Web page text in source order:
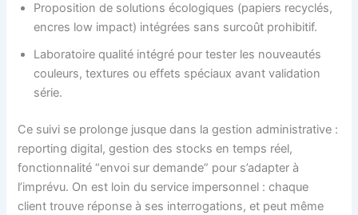
Proposition de solutions écologiques (papiers recyclés,
encres low impact) intégrées sans surcoût prohibitif.
Laboratoire qualité intégré pour tester les nouveautés
couleurs, textures ou effets spéciaux avant validation
série.
Ce suivi se prolonge jusque dans la gestion administrative :
reporting digital, gestion des stocks en temps réel,
fonctionnalité “envoi sur demande” pour s’adapter à
l’imprévu. On est loin du service impersonnel : chaque
client trouve réponse à ses interrogations, et peut même